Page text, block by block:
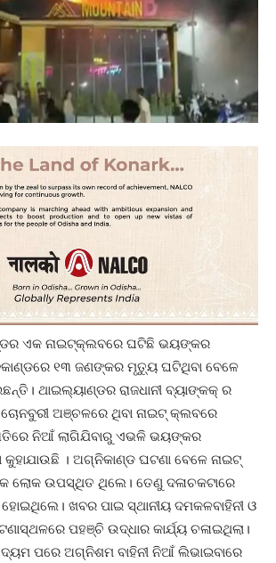
ଏକ ନାଇଟ୍‌କ୍ଲବରେ ଘଟିଛି ଭୟଙ୍କର
୧୩ ଜଣଙ୍କର ମୃତ୍ୟୁ ଘଟିଥିବା ବେଳେ
ଥାଇଲ୍ୟାଣ୍ଡର ରାଜଧାନୀ ବ୍ୟାଙ୍କକ୍ ର
ଅଞ୍ଚଳରେ ଥିବା ନାଇଟ୍ କ୍ଲବରେ
ନିଆଁ ଲାଗିଯିବାରୁ ଏଭଳି ଭୟଙ୍କର
। ଅଗ୍ନିକାଣ୍ଡ ଘଟଣା ବେଳେ ନାଇଟ୍
ଲୋକ ଉପସ୍ଥିତ ଥିଲେ। ତେଣୁ ଦଳାଚକଟାରେ
ଖବର ପାଇ ସ୍ଥାନୀୟ ଦମକଳବାହିନୀ ଓ
ପହଞ୍ଚି ଉଦ୍ଧାର କାର୍ଯ୍ୟ ଚଳାଇଥିଲା।
ପରେ ଅଗ୍ନିଶମ ବାହିନୀ ନିଆଁ ଲିଭାଇବାରେ